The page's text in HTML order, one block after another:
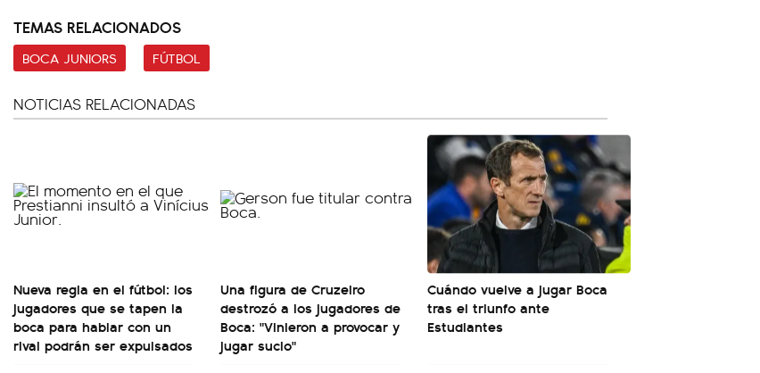
TEMAS RELACIONADOS
BOCA JUNIORS FÚTBOL
NOTICIAS RELACIONADAS
Nueva regla en el fútbol: los
jugadores que se tapen la
boca para hablar con un
rival podrán ser expulsados
Una figura de Cruzeiro
destrozó a los jugadores de
Boca: "Vinieron a provocar y
jugar sucio"
Cuándo vuelve a jugar Boca
tras el triunfo ante
Estudiantes